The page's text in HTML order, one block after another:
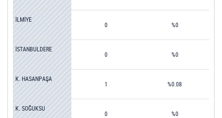
İLMİYE
0 %0
İSTANBULDERE
0 %0
K. HASANPAŞA
1 %0.08
K. SOĞUKSU
0 %0